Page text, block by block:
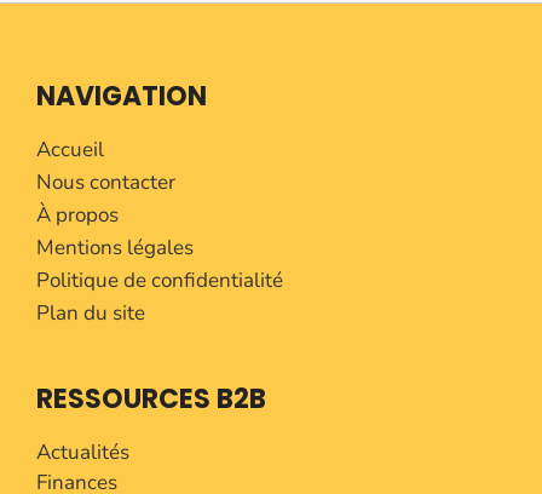
NAVIGATION
Accueil
Nous contacter
À propos
Mentions légales
Politique de confidentialité
Plan du site
RESSOURCES B2B
Actualités
Finances